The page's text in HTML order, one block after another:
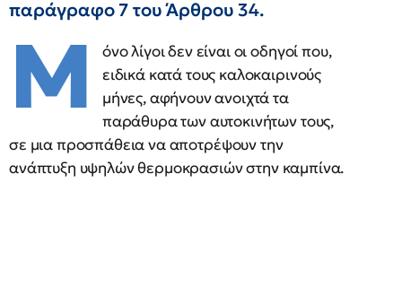
παράγραφο 7 του Άρθρου 34.
Μ
όνο λίγοι δεν είναι οι οδηγοί που,
ειδικά κατά τους καλοκαιρινούς
μήνες, αφήνουν ανοιχτά τα
παράθυρα των αυτοκινήτων τους,
σε μια προσπάθεια να αποτρέψουν την
ανάπτυξη υψηλών θερμοκρασιών στην καμπίνα.